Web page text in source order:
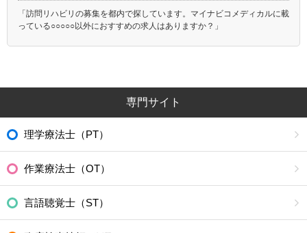
「訪問リハビリの募集を都内で探しています。マイナビコメディカルに載
っている○○○○○以外におすすめの求人はありますか？」
専門サイト
理学療法士（PT）
作業療法士（OT）
言語聴覚士（ST）